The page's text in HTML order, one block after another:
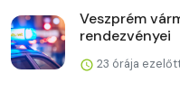
Veszprém
rendezvényei
23 órája